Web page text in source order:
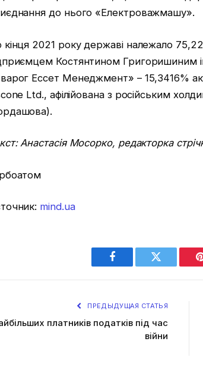
до нього «Електроважмашу».
2021 року державі належало
Костянтином Григоришиним
Ессет Менеджмент» – 15,3416%
Ltd., афілійована з російським
Анастасія Мосорко, редакторка
mind.ua
Facebook Twitter
ПРЕДЫДУЩАЯ СТАТЬЯ
платників податків під час
війни